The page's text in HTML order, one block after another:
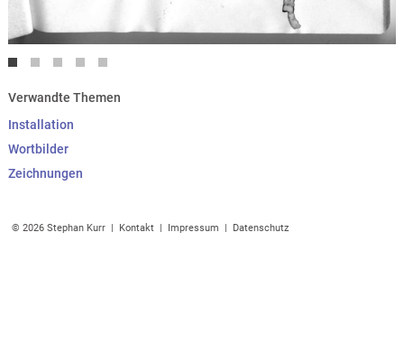
Verwandte Themen
Installation
Wortbilder
Zeichnungen
© 2026 Stephan Kurr | Kontakt | Impressum | Datenschutz